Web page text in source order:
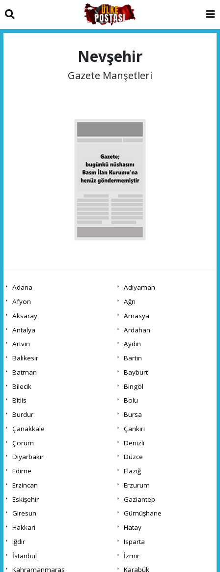
Nevşehir
Gazete Manşetleri
Adana
Adıyaman
Afyon
Ağrı
Aksaray
Amasya
Antalya
Ardahan
Artvin
Aydın
Balıkesir
Bartın
Batman
Bayburt
Bilecik
Bingöl
Bitlis
Bolu
Burdur
Bursa
Çanakkale
Çankırı
Çorum
Denizli
Diyarbakır
Düzce
Edirne
Elazığ
Erzincan
Erzurum
Eskişehir
Gaziantep
Giresun
Gümüşhane
Hakkari
Hatay
Iğdır
Isparta
İstanbul
İzmir
Kahramanmaraş
Karabük